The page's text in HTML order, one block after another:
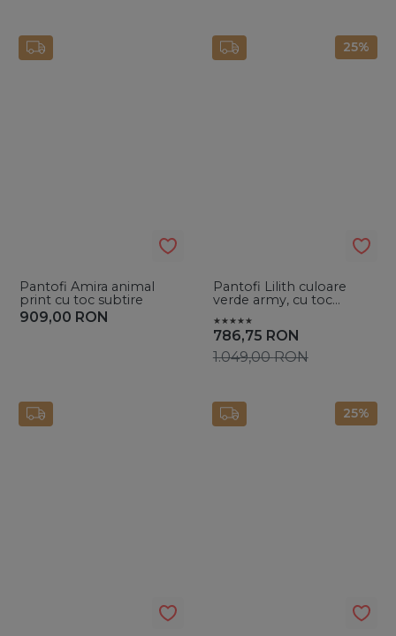
Pantofi Amira animal
print cu toc subtire
909,00 RON
25%
Pantofi Lilith culoare
verde army, cu toc
786,75 RON
1.049,00RON
25%